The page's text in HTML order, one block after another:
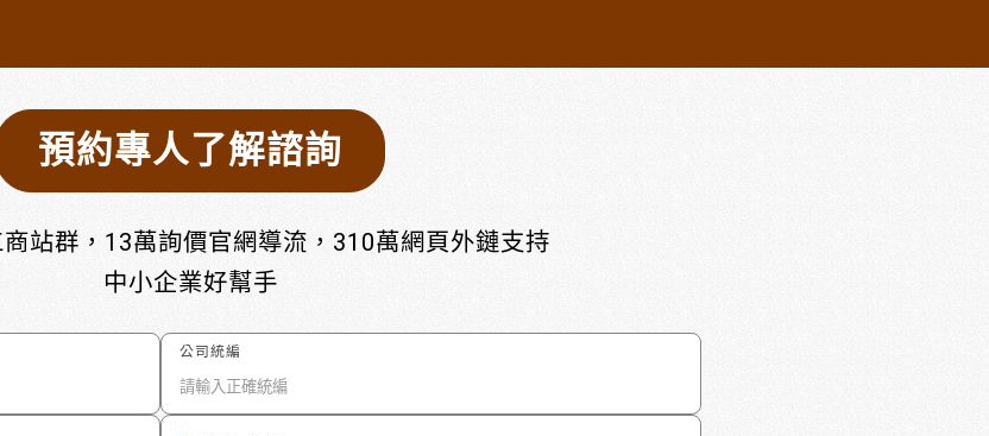
預約專人了解諮詢
站群，13萬詢價官網導流，310萬網頁外鏈支持
中小企業好幫手
公司統編